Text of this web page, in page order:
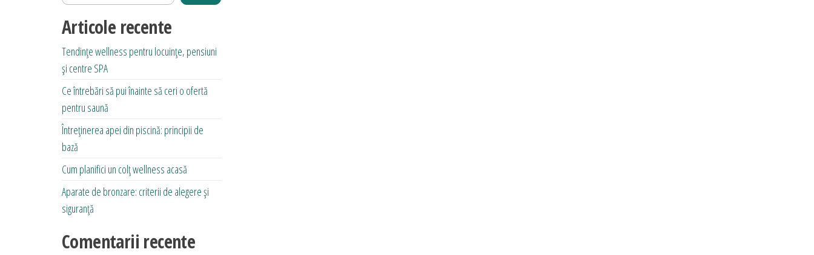
Articole recente
Tendințe wellness pentru locuințe, pensiuni
și centre SPA
Ce întrebări să pui înainte să ceri o ofertă
pentru saună
Întreținerea apei din piscină: principii de
bază
Cum planifici un colț wellness acasă
Aparate de bronzare: criterii de alegere și
siguranță
Comentarii recente